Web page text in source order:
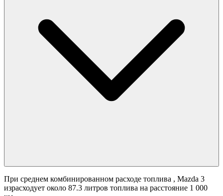
При среднем комбинированном расходе топлива , Mazda 3
израсходует около 87.3 литров топлива на расстояние 1 000